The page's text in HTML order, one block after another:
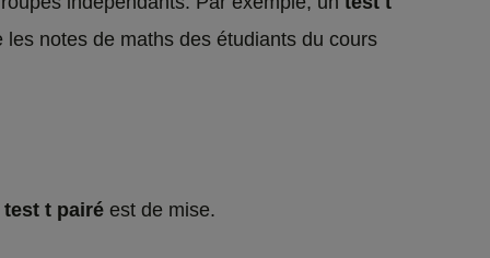
notes de maths des étudiants du cours
test t pairé est de mise.